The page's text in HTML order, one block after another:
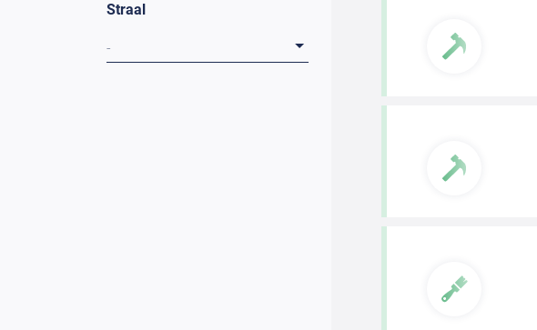
Straal
-